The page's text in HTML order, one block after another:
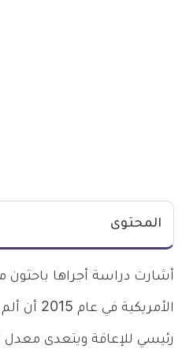
المحتوى
أشارت دراسة أجراها باحثون